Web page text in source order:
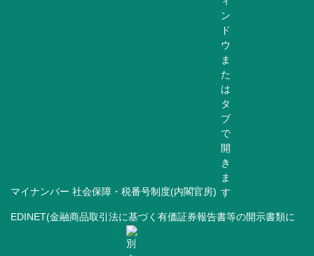
マイナンバー 社会保障・税番号制度(内閣官房)
EDINET(金融商品取引法に基づく有価証券報告書等の開示書類に